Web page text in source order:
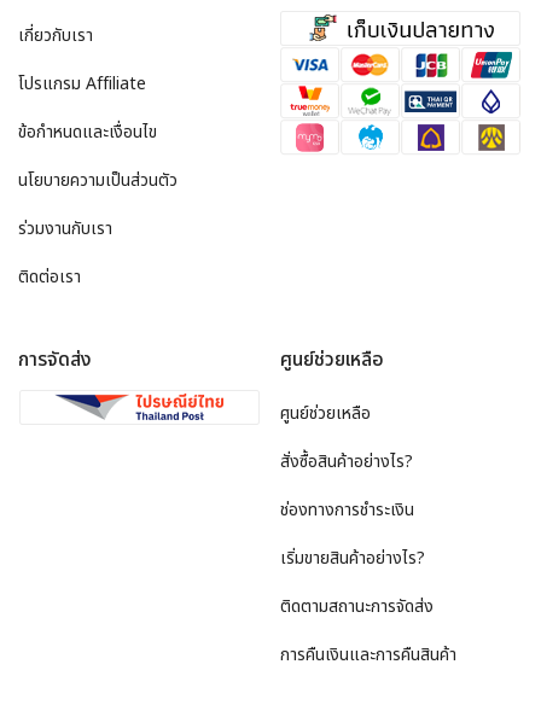
เกี่ยวกับเรา
โปรแกรม Affiliate
ข้อกำหนดและเงื่อนไข
นโยบายความเป็นส่วนตัว
ร่วมงานกับเรา
ติดต่อเรา
การจัดส่ง ศูนย์ช่วยเหลือ
ศูนย์ช่วยเหลือ
สั่งซื้อสินค้าอย่างไร?
ช่องทางการชำระเงิน
เริ่มขายสินค้าอย่างไร?
ติดตามสถานะการจัดส่ง
การคืนเงินและการคืนสินค้า